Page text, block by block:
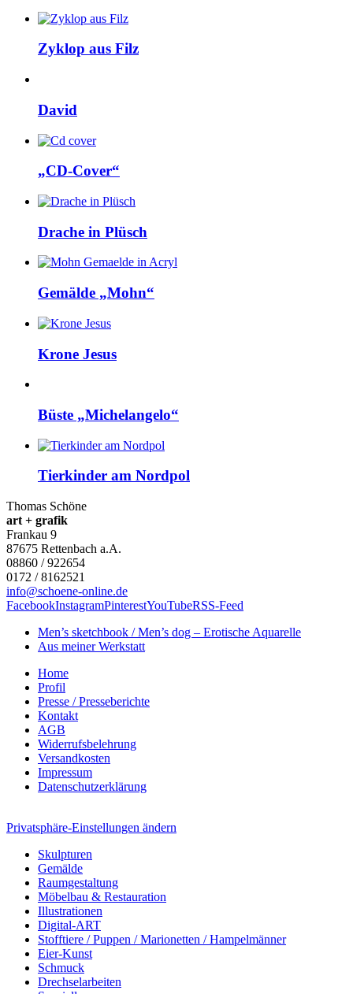
Zyklop aus Filz
David
„CD-Cover“
Drache in Plüsch
Gemälde „Mohn“
Krone Jesus
Büste „Michelangelo“
Tierkinder am Nordpol
Thomas Schöne
art + grafik
Frankau 9
87675 Rettenbach a.A.
08860 / 922654
0172 / 8162521
info@schoene-online.de
FacebookInstagramPinterestYouTubeRSS-Feed
Men’s sketchbook / Men’s dog – Erotische Aquarelle
Aus meiner Werkstatt
Home
Profil
Presse / Presseberichte
Kontakt
AGB
Widerrufsbelehrung
Versandkosten
Impressum
Datenschutzerklärung
Privatsphäre-Einstellungen ändern
Skulpturen
Gemälde
Raumgestaltung
Möbelbau & Restauration
Illustrationen
Digital-ART
Stofftiere / Puppen / Marionetten / Hampelmänner
Eier-Kunst
Schmuck
Drechselarbeiten